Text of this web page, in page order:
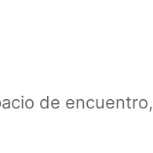
de encuentro,